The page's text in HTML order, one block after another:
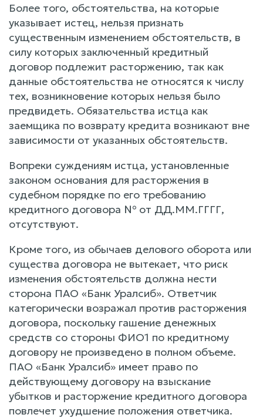
Более того, обстоятельства, на которые
указывает истец, нельзя признать
существенным изменением обстоятельств, в
силу которых заключенный кредитный
договор подлежит расторжению, так как
данные обстоятельства не относятся к числу
тех, возникновение которых нельзя было
предвидеть. Обязательства истца как
заемщика по возврату кредита возникают вне
зависимости от указанных обстоятельств.
Вопреки суждениям истца, установленные
законом основания для расторжения в
судебном порядке по его требованию
кредитного договора № от ДД.ММ.ГГГГ,
отсутствуют.
Кроме того, из обычаев делового оборота или
существа договора не вытекает, что риск
изменения обстоятельств должна нести
сторона ПАО «Банк Уралсиб». Ответчик
категорически возражал против расторжения
договора, поскольку гашение денежных
средств со стороны ФИО1 по кредитному
договору не произведено в полном объеме.
ПАО «Банк Уралсиб» имеет право по
действующему договору на взыскание
убытков и расторжение кредитного договора
повлечет ухудшение положения ответчика.